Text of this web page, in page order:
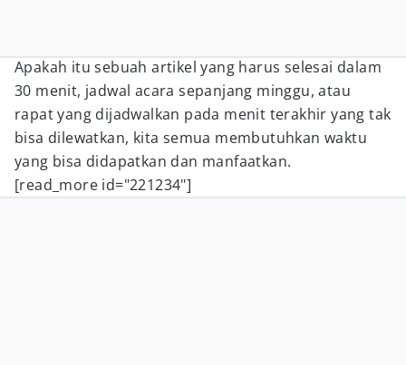
Apakah itu sebuah artikel yang harus selesai dalam
30 menit, jadwal acara sepanjang minggu, atau
rapat yang dijadwalkan pada menit terakhir yang tak
bisa dilewatkan, kita semua membutuhkan waktu
yang bisa didapatkan dan manfaatkan.
[read_more id="221234"]